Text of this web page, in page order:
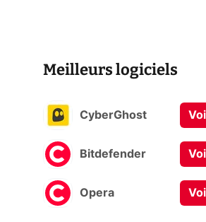
Meilleurs logiciels
CyberGhost
Bitdefender
Opera